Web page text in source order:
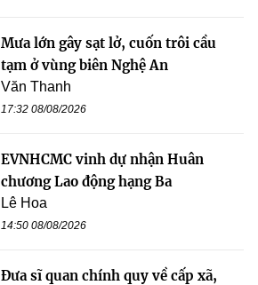
Mưa lớn gây sạt lở, cuốn trôi cầu
tạm ở vùng biên Nghệ An
Văn Thanh
17:32 08/08/2026
EVNHCMC vinh dự nhận Huân
chương Lao động hạng Ba
Lê Hoa
14:50 08/08/2026
Đưa sĩ quan chính quy về cấp xã,